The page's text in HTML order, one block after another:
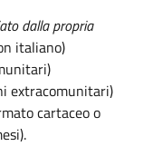
dalla propria
italiano)
extracomunitari)
cartaceo o